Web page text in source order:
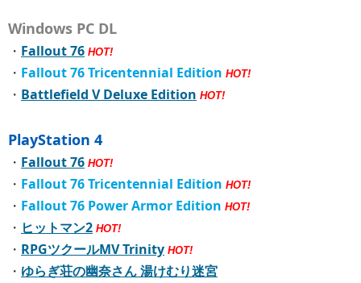
Windows PC DL
・ Fallout 76 HOT!
・ Fallout 76 Tricentennial Edition HOT!
・ Battlefield V Deluxe Edition HOT!
PlayStation 4
・ Fallout 76 HOT!
・ Fallout 76 Tricentennial Edition HOT!
・ Fallout 76 Power Armor Edition HOT!
・ ヒットマン2 HOT!
・ RPGツクールMV Trinity HOT!
・ ゆらぎ荘の幽奈さん 湯けむり迷宮